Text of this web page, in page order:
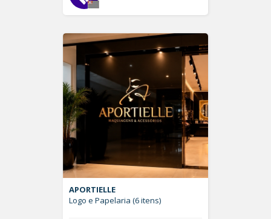
APORTIELLE
Logo e Papelaria (6 itens)